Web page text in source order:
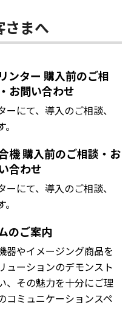
さまへ
ンター 購入前のご相
お問い合わせ
ーにて、導入のご相談、
機 購入前のご相談・お
合わせ
ーにて、導入のご相談、
のご案内
器やイメージング商品を
ューションのデモンスト
、その魅力を十分にご理
コミュニケーションスペ